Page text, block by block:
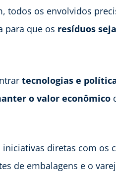
todos os envolvidos
para que os resíduos
tecnologias e
o valor econômico
diretas com os
de embalagens e o